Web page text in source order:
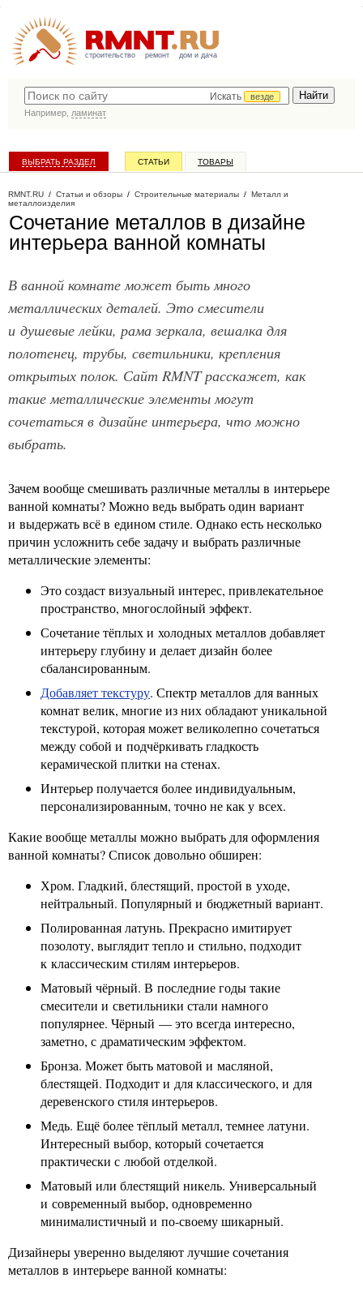
строительство ремонт дом и дача
Искать
везде
Например, ламинат
ВЫБРАТЬ РАЗДЕЛ СТАТЬИ ТОВАРЫ
RMNT.RU / Статьи и обзоры / Строительные материалы / Металл и
металлоизделия
Сочетание металлов в дизайне
интерьера ванной комнаты
В ванной комнате может быть много
металлических деталей. Это смесители
и душевые лейки, рама зеркала, вешалка для
полотенец, трубы, светильники, крепления
открытых полок. Сайт RMNT расскажет, как
такие металлические элементы могут
сочетаться в дизайне интерьера, что можно
выбрать.
Зачем вообще смешивать различные металлы в интерьере
ванной комнаты? Можно ведь выбрать один вариант
и выдержать всё в едином стиле. Однако есть несколько
причин усложнить себе задачу и выбрать различные
металлические элементы:
Это создаст визуальный интерес, привлекательное
пространство, многослойный эффект.
Сочетание тёплых и холодных металлов добавляет
интерьеру глубину и делает дизайн более
сбалансированным.
Добавляет текстуру. Спектр металлов для ванных
комнат велик, многие из них обладают уникальной
текстурой, которая может великолепно сочетаться
между собой и подчёркивать гладкость
керамической плитки на стенах.
Интерьер получается более индивидуальным,
персонализированным, точно не как у всех.
Какие вообще металлы можно выбрать для оформления
ванной комнаты? Список довольно обширен:
Хром. Гладкий, блестящий, простой в уходе,
нейтральный. Популярный и бюджетный вариант.
Полированная латунь. Прекрасно имитирует
позолоту, выглядит тепло и стильно, подходит
к классическим стилям интерьеров.
Матовый чёрный. В последние годы такие
смесители и светильники стали намного
популярнее. Чёрный — это всегда интересно,
заметно, с драматическим эффектом.
Бронза. Может быть матовой и масляной,
блестящей. Подходит и для классического, и для
деревенского стиля интерьеров.
Медь. Ещё более тёплый металл, темнее латуни.
Интересный выбор, который сочетается
практически с любой отделкой.
Матовый или блестящий никель. Универсальный
и современный выбор, одновременно
минималистичный и по-своему шикарный.
Дизайнеры уверенно выделяют лучшие сочетания
металлов в интерьере ванной комнаты: